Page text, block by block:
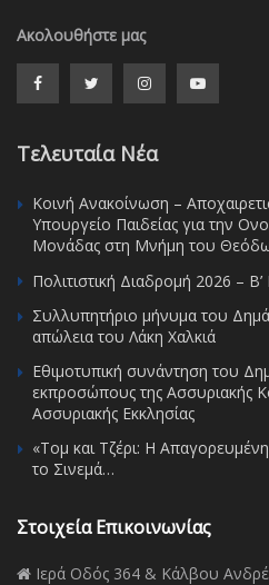
Ακολουθήστε μας
Τελευταία Νέα
Κοινή Ανακοίνωση –
Υπουργείο Παιδείας για την
Μονάδας στη Μνήμη του
Πολιτιστική Διαδρομή 2026 –
Συλλυπητήριο μήνυμα του
απώλεια του Λάκη Χαλκιά
Εθιμοτυπική συνάντηση του
εκπροσώπους της Ασσυριακής
Ασσυριακής Εκκλησίας
«Τομ και Τζέρι: Η
το Σινεμά…
Στοιχεία Επικοινωνίας
Ιερά Οδός 364 & Κάλβου